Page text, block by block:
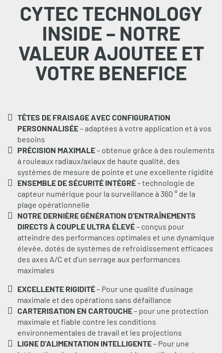
CYTEC TECHNOLOGY
INSIDE – NOTRE
VALEUR AJOUTEE ET
VOTRE BENEFICE
TÊTES DE FRAISAGE AVEC CONFIGURATION
PERSONNALISÉE– adaptées à votre application et à vos
besoins
PRÉCISION MAXIMALE– obtenue grâce à des roulements
à rouleaux radiaux/axiaux de haute qualité, des
systèmes de mesure de pointe et une excellente rigidité
ENSEMBLE DE SÉCURITÉ INTÉGRÉ– technologie de
capteur numérique pour la surveillance à 360 ° de la
plage opérationnelle
NOTRE DERNIÈRE GÉNÉRATION D’ENTRAÎNEMENTS
DIRECTS À COUPLE ULTRA ÉLEVÉ– conçus pour
atteindre des performances optimales et une dynamique
élevée, dotés de systèmes de refroidissement efficaces
des axes A/C et d’un serrage aux performances
maximales
EXCELLENTE RIGIDITÉ– Pour une qualité d'usinage
maximale et des opérations sans défaillance
CARTERISATION EN CARTOUCHE– pour une protection
maximale et fiable contre les conditions
environnementales de travail et les projections
LIGNE D'ALIMENTATION INTELLIGENTE– Pour une